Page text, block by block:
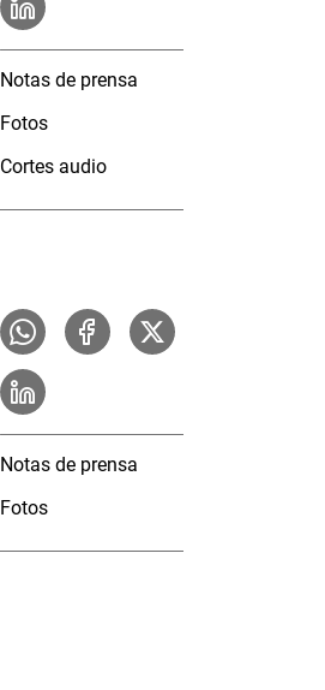
Notas de prensa
Fotos
Cortes audio
Notas de prensa
Fotos